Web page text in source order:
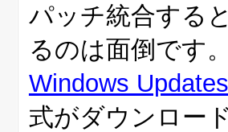
パッチ統合する
るのは面倒です
Windows
式がダウンロー